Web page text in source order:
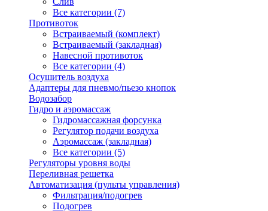
Все категории (7)
Противоток
Встраиваемый (комплект)
Встраиваемый (закладная)
Навесной противоток
Все категории (4)
Осушитель воздуха
Адаптеры для пневмо/пьезо кнопок
Водозабор
Гидро и аэромассаж
Гидромассажная форсунка
Регулятор подачи воздуха
Аэромассаж (закладная)
Все категории (5)
Регуляторы уровня воды
Переливная решетка
Автоматизация (пульты управления)
Фильтрация/подогрев
Подогрев